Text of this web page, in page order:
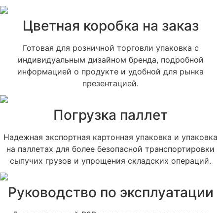
Цветная коробка на заказ
Готовая для розничной торговли упаковка с
индивидуальным дизайном бренда, подробной
информацией о продукте и удобной для рынка
презентацией.
Погрузка паллет
Надежная экспортная картонная упаковка и упаковка
на паллетах для более безопасной транспортировки
сыпучих грузов и упрощения складских операций.
Руководство по эксплуатации